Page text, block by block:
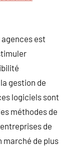
est
gestion de
logiciels sont
méthodes de
de
marché de plus